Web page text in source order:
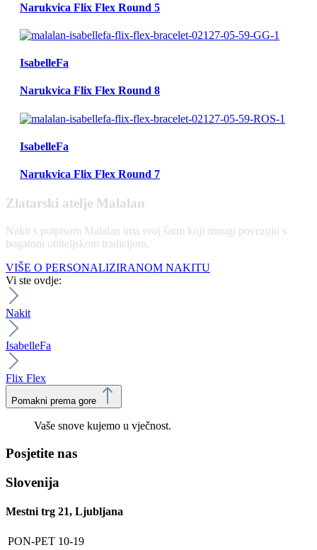
Narukvica Flix Flex Round 5
IsabelleFa
Narukvica Flix Flex Round 8
IsabelleFa
Narukvica Flix Flex Round 7
Zlatarski atelje Malalan
Nakit s potpisom Malalan ima svoj šarm koji mnogi povezuju s
bogatom obiteljskom tradicijom.
VIŠE O PERSONALIZIRANOM NAKITU
Vi ste ovdje:
Nakit
IsabelleFa
Flix Flex
Pomakni prema gore
Vaše snove kujemo u vječnost.
Posjetite nas
Slovenija
Mestni trg 21, Ljubljana
PON-PET 10-19